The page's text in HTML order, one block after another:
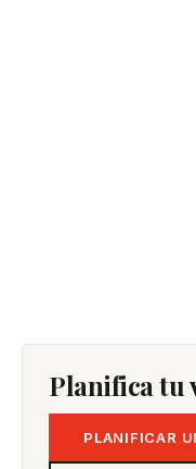
Planifica tu
PLANIFICAR